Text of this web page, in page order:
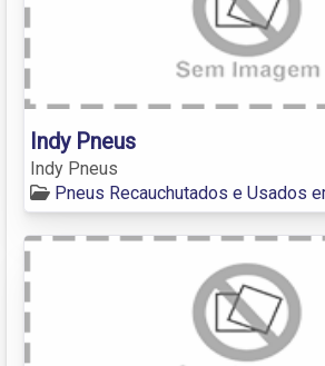
Indy Pneus
Indy Pneus
Pneus Recauchutados e Usados